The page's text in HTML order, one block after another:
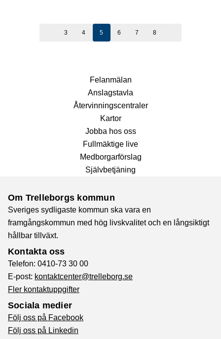
3 4 5 6 7 8
Fel­anmälan
Anslags­tavla
Återvinnings­centraler
Kartor
Jobba hos oss
Fullmäktige live
Medborgarförslag
Självbetjäning
Om Trelleborgs kommun
Sveriges sydligaste kommun ska vara en
framgångskommun med hög livskvalitet och en långsiktigt
hållbar tillväxt.
Kontakta oss
Telefon: 0410-73 30 00
E-post: kontaktcenter@trelleborg.se
Fler kontaktuppgifter
Sociala medier
Följ oss på Facebook
Följ oss på Linkedin